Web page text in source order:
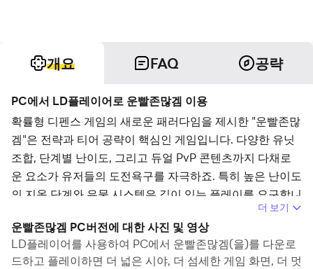
개요 FAQ 공략
PC에서 LD플레이어로 운빨존많겜 이용
확률형 디펜스 게임의 새로운 패러다임을 제시한 "운빨존많
겜"은 전략과 티어 공략이 핵심인 게임입니다. 다양한 유닛
조합, 단계별 난이도, 그리고 듀얼 PvP 콘텐츠까지 다채로
운 요소가 유저들의 도전욕구를 자극하죠. 특히 높은 난이도
의 지옥 단계와 유물 시스템은 깊이 있는 플레이를 요구합니
다. 이러한 콘텐츠를 쾌적하게 즐기고 싶다면, LD플레이어
를 활용한 PC 플레이를 적극 추천드립니다.
더 보기
운빨존많겜 PC버전에 대한 사진 및 영상
LD플레이어를 사용하여 PC에서 운빨존많겜(을)를 다운로
드하고 플레이하면 더 넓은 시야, 더 섬세한 게임 화면, 더 멋